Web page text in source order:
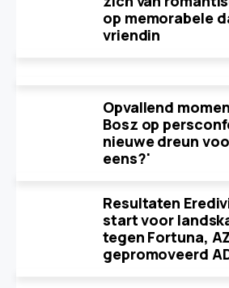
op memorabele
vriendin
Opvallend
Bosz op
nieuwe dreun
eens?'
Resultaten
start voor
tegen Fortuna,
gepromoveerd